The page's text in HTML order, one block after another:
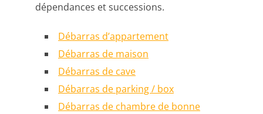
dépendances et successions.
Débarras d’appartement
Débarras de maison
Débarras de cave
Débarras de parking / box
Débarras de chambre de bonne